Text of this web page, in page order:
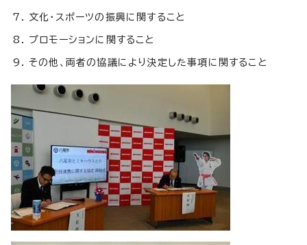
文化・スポーツの振興に関すること
プロモーションに関すること
その他、両者の協議により決定した事項に関すること